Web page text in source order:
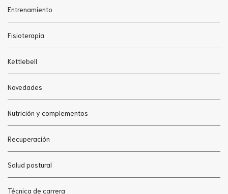
Entrenamiento
Fisioterapia
Kettlebell
Novedades
Nutrición y complementos
Recuperación
Salud postural
Técnica de carrera